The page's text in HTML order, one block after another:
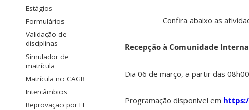
Estágios
Formulários
Validação de
disciplinas
Simulador de
matrícula
Matrícula no CAGR
Intercâmbios
Reprovação por FI
Confira abaixo as
Recepção à Comunidade
Dia 06 de março, a partir das 08h00
Programação disponível em